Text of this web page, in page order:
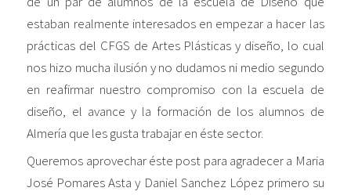
estaban realmente interesados en empezar a hacer las
prácticas del CFGS de Artes Plásticas y diseño, lo cual
nos hizo mucha ilusión y no dudamos ni medio segundo
en reafirmar nuestro compromiso con la escuela de
diseño, el avance y la formación de los alumnos de
Almería que les gusta trabajar en éste sector.
Queremos aprovechar éste post para agradecer a Maria
José Pomares Asta y Daniel Sanchez López primero su